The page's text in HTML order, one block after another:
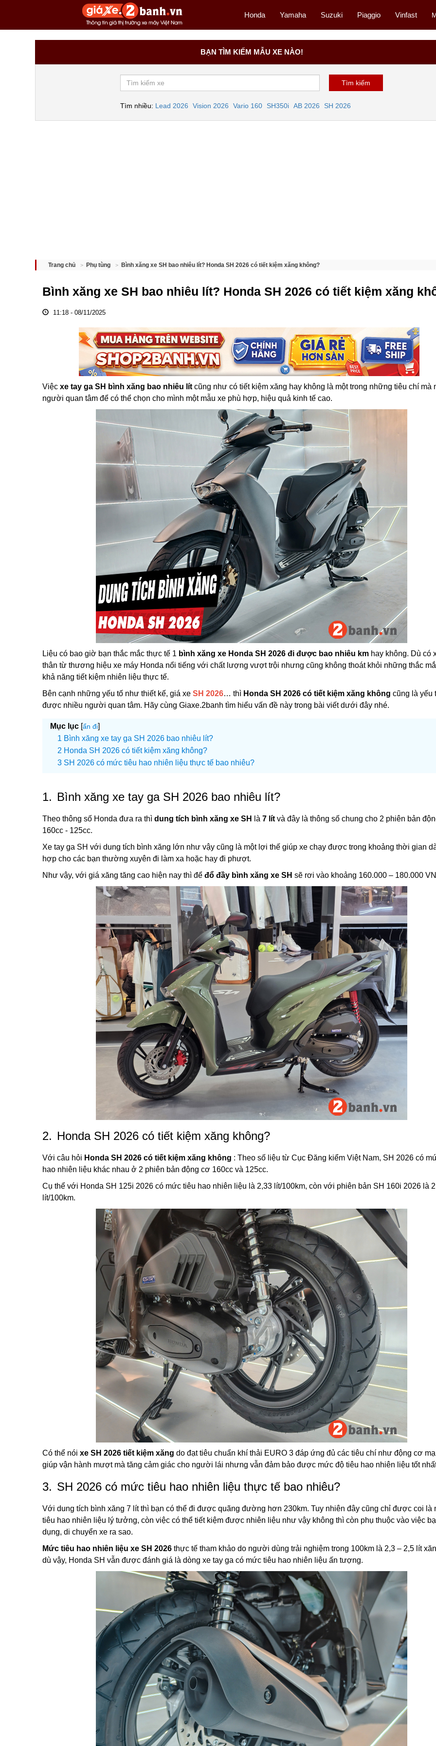
Honda Yamaha Suzuki Piaggio Vinfast
BẠN TÌM KIẾM MẪU XE NÀO!
Tìm nhiều: Lead 2026 Vision 2026 Vario 160 SH350i AB 2026 SH 2026
Trang chủ Phụ tùng Bình xăng xe SH bao nhiêu lít? Honda SH 2026 có tiết kiệm xăng không?
Bình xăng xe SH bao nhiêu lít? Honda SH 2026 có tiết kiệm xăng
11:18 - 08/11/2025
Việc xe tay ga SH bình xăng bao nhiêu lít cũng như có tiết kiệm xăng hay không là một trong những tiêu chí mà
người quan tâm để có thể chọn cho mình một mẫu xe phù hợp, hiệu quả kinh tế cao.
Liệu có bao giờ bạn thắc mắc thực tế 1 bình xăng xe Honda SH 2026 đi được bao nhiêu km hay không. Dù có
thân từ thương hiệu xe máy Honda nổi tiếng với chất lượng vượt trội nhưng cũng không thoát khỏi những thắc
khả năng tiết kiệm nhiên liệu thực tế.
Bên cạnh những yếu tố như thiết kế, giá xe SH 2026… thì Honda SH 2026 có tiết kiệm xăng không cũng là yếu
được nhiều người quan tâm. Hãy cùng Giaxe.2banh tìm hiểu vấn đề này trong bài viết dưới đây nhé.
Mục lục [ẩn đi]
Bình xăng xe tay ga SH 2026 bao nhiêu lít?
Honda SH 2026 có tiết kiệm xăng không?
SH 2026 có mức tiêu hao nhiên liệu thực tế bao nhiêu?
1. Bình xăng xe tay ga SH 2026 bao nhiêu lít?
Theo thông số Honda đưa ra thì dung tích bình xăng xe SH là 7 lít và đây là thông số chung cho 2 phiên bản
160cc - 125cc.
Xe tay ga SH với dung tích bình xăng lớn như vậy cũng là một lợi thế giúp xe chạy được trong khoảng thời gian
hợp cho các bạn thường xuyên đi làm xa hoặc hay đi phượt.
Như vậy, với giá xăng tăng cao hiện nay thì để đổ đầy bình xăng xe SH sẽ rơi vào khoảng 160.000 – 180.000
2. Honda SH 2026 có tiết kiệm xăng không?
Với câu hỏi Honda SH 2026 có tiết kiệm xăng không : Theo số liệu từ Cục Đăng kiểm Việt Nam, SH 2026 có
hao nhiên liệu khác nhau ở 2 phiên bản động cơ 160cc và 125cc.
Cụ thể với Honda SH 125i 2026 có mức tiêu hao nhiên liệu là 2,33 lít/100km, còn với phiên bản SH 160i 2026 là
lít/100km.
Có thể nói xe SH 2026 tiết kiệm xăng do đạt tiêu chuẩn khí thải EURO 3 đáp ứng đủ các tiêu chí như động cơ
giúp vận hành mượt mà tăng cảm giác cho người lái nhưng vẫn đảm bảo được mức độ tiêu hao nhiên liệu tốt
3. SH 2026 có mức tiêu hao nhiên liệu thực tế bao nhiêu?
Với dung tích bình xăng 7 lít thì bạn có thể đi được quãng đường hơn 230km. Tuy nhiên đây cũng chỉ được coi là
tiêu hao nhiên liệu lý tưởng, còn việc có thể tiết kiệm được nhiên liệu như vậy không thì còn phụ thuộc vào việc
dụng, di chuyển xe ra sao.
Mức tiêu hao nhiên liệu xe SH 2026 thực tế tham khảo do người dùng trải nghiệm trong 100km là 2,3 – 2,5 lít
dù vậy, Honda SH vẫn được đánh giá là dòng xe tay ga có mức tiêu hao nhiên liệu ấn tượng.